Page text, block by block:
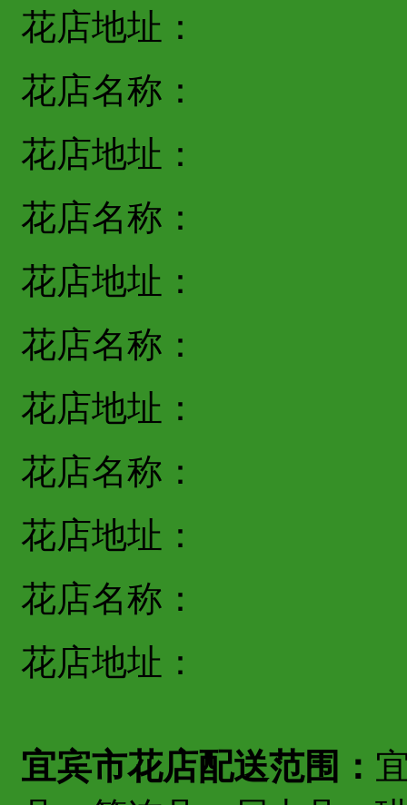
花店地址：
花店名称：
花店地址：
花店名称：
花店地址：
花店名称：
花店地址：
花店名称：
花店地址：
花店名称：
花店地址：
宜宾市花店配送范围：